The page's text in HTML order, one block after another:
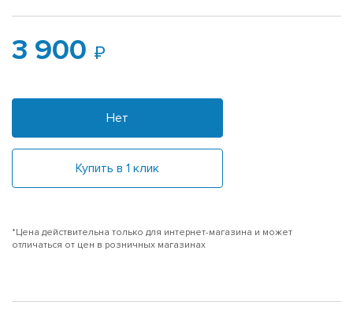
3 900
Нет
Купить в 1 клик
*Цена действительна только для интернет-магазина и может
отличаться от цен в розничных магазинах